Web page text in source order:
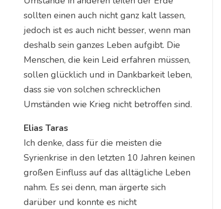
sollten einen auch nicht ganz kalt lassen,
jedoch ist es auch nicht besser, wenn man
deshalb sein ganzes Leben aufgibt. Die
Menschen, die kein Leid erfahren müssen,
sollen glücklich und in Dankbarkeit leben,
dass sie von solchen schrecklichen
Umständen wie Krieg nicht betroffen sind.
Elias Taras
Ich denke, dass für die meisten die
Syrienkrise in den letzten 10 Jahren keinen
großen Einfluss auf das alltägliche Leben
nahm. Es sei denn, man ärgerte sich
darüber und konnte es nicht